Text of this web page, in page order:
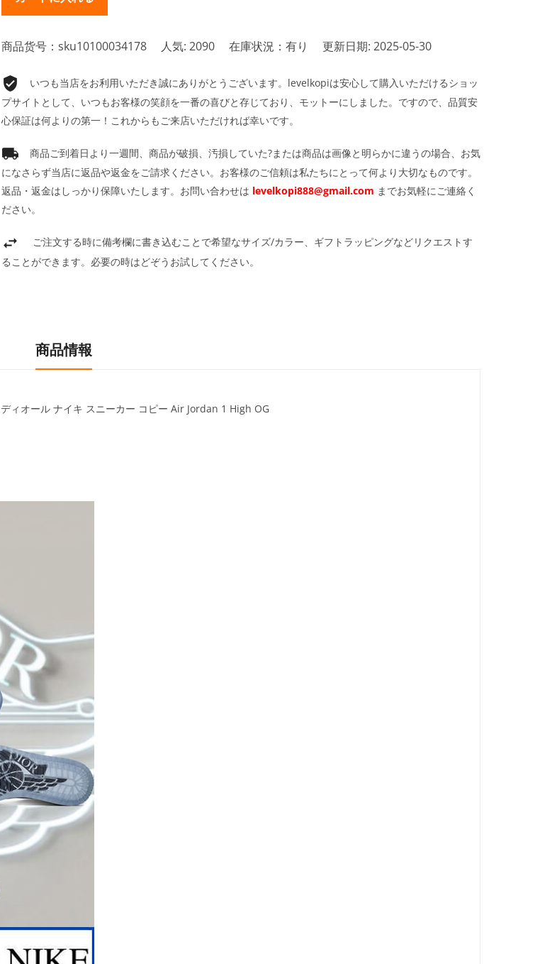
商品货号：sku10100034178 人気: 2090 在庫状況：有り 更新日期: 2025-05-30
いつも当店をお利用いただき誠にありがとうございます。levelkopiは安心して購入いただけるショッ
プサイトとして、いつもお客様の笑顔を一番の喜びと存じており、モットーにしました。ですので、品質安
心保証は何よりの第一！これからもご来店いただければ幸いです。
商品ご到着日より一週間、商品が破損、汚損していた?または商品は画像と明らかに違うの場合、お気
になさらず当店に返品や返金をご請求ください。お客様のご信頼は私たちにとって何より大切なものです。
返品・返金はしっかり保障いたします。お問い合わせは levelkopi888@gmail.com までお気軽にご連絡く
ださい。
ご注文する時に備考欄に書き込むことで希望なサイズ/カラー、ギフトラッピングなどリクエストす
ることができます。必要の時はどぞうお試してください。
商品情報
ディオール ナイキ スニーカー コピー Air Jordan 1 High OG